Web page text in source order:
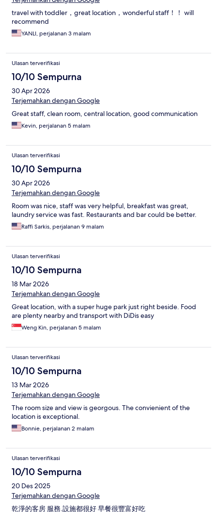
travel with toddler，great location，wonderful staff！！ will
recommend
YANLI, perjalanan 3 malam
Ulasan terverifikasi
10/10 Sempurna
30 Apr 2026
Terjemahkan dengan Google
Great staff, clean room, central location, good communication
Kevin, perjalanan 5 malam
Ulasan terverifikasi
10/10 Sempurna
30 Apr 2026
Terjemahkan dengan Google
Room was nice, staff was very helpful, breakfast was great,
laundry service was fast. Restaurants and bar could be better.
Raffi Sarkis, perjalanan 9 malam
Ulasan terverifikasi
10/10 Sempurna
18 Mar 2026
Terjemahkan dengan Google
Great location, with a super huge park just right beside. Food
are plenty nearby and transport with DiDis easy
Weng Kin, perjalanan 5 malam
Ulasan terverifikasi
10/10 Sempurna
13 Mar 2026
Terjemahkan dengan Google
The room size and view is georgous. The convienient of the
location is exceptional.
Bonnie, perjalanan 2 malam
Ulasan terverifikasi
10/10 Sempurna
20 Des 2025
Terjemahkan dengan Google
乾淨的客房 服務.設施都很好 早餐很豐富好吃